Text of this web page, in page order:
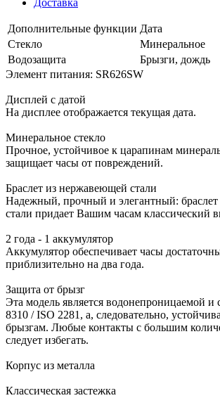
Доставка
Дополнительные функции Дата
Стекло
Минеральное
Водозащита
Брызги, дождь
Элемент питания: SR626SW
Дисплей с датой
На дисплее отображается текущая дата.
Минеральное стекло
Прочное, устойчивое к царапинам
защищает часы от повреждений.
Браслет из нержавеющей стали
Надежный, прочный и элегантный:
стали придает Вашим часам классический
2 года - 1 аккумулятор
Аккумулятор обеспечивает часы
приблизительно на два года.
Защита от брызг
Эта модель является водонепроницаемой и
8310 / ISO 2281, а, следовательно,
брызгам. Любые контакты с большим
следует избегать.
Корпус из металла
Классическая застежка